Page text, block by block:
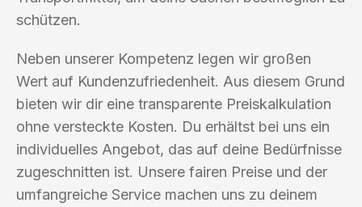
schützen.
Neben unserer Kompetenz legen wir großen
Wert auf Kundenzufriedenheit. Aus diesem Grund
bieten wir dir eine transparente Preiskalkulation
ohne versteckte Kosten. Du erhältst bei uns ein
individuelles Angebot, das auf deine Bedürfnisse
zugeschnitten ist. Unsere fairen Preise und der
umfangreiche Service machen uns zu deinem